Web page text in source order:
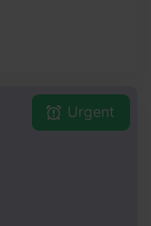
Urgent